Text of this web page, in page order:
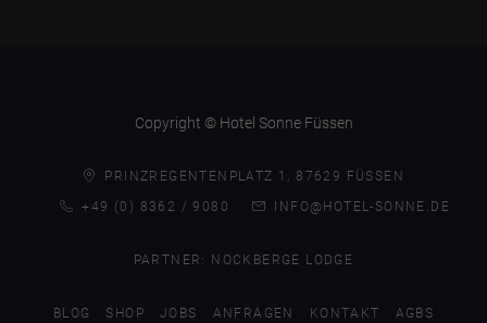
Copyright © Hotel Sonne Füssen
PRINZREGENTENPLATZ 1, 87629 FÜSSEN
+49 (0) 8362 / 9080
INFO@HOTEL-SONNE.DE
PARTNER: NOCKBERGE LODGE
BLOG SHOP JOBS ANFRAGEN KONTAKT AGBS